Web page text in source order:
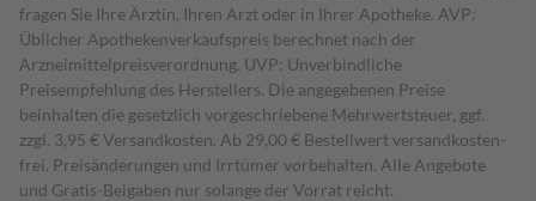
fragen Sie Ihre Ärztin, Ihren Arzt oder in Ihrer Apotheke. AVP:
Üblicher Apothekenverkaufspreis berechnet nach der
Arzneimittelpreisverordnung. UVP: Unverbindliche
Preisempfehlung des Herstellers. Die angegebenen Preise
beinhalten die gesetzlich vorgeschriebene Mehrwertsteuer, ggf.
zzgl. 3,95 € Versandkosten. Ab 29,00 € Bestell­wert versand­kosten­
frei. Preisänderungen und Irrtümer vorbehalten. Alle Angebote
und Gratis-Beigaben nur solange der Vorrat reicht.